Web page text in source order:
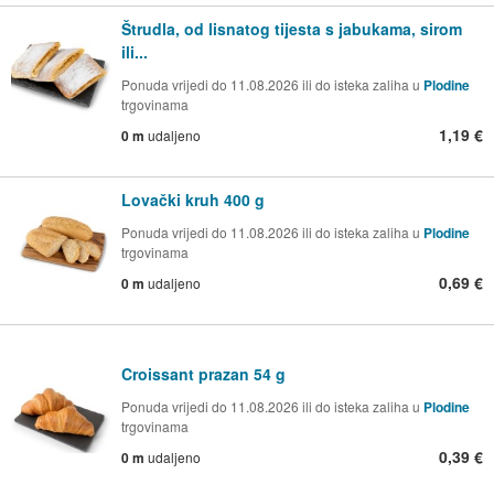
Štrudla, od lisnatog tijesta s jabukama, sirom
ili...
Ponuda vrijedi do 11.08.2026 ili do isteka zaliha u Plodine
trgovinama
0 m udaljeno 1,19 €
Lovački kruh 400 g
Ponuda vrijedi do 11.08.2026 ili do isteka zaliha u Plodine
trgovinama
0 m udaljeno 0,69 €
Croissant prazan 54 g
Ponuda vrijedi do 11.08.2026 ili do isteka zaliha u Plodine
trgovinama
0 m udaljeno 0,39 €